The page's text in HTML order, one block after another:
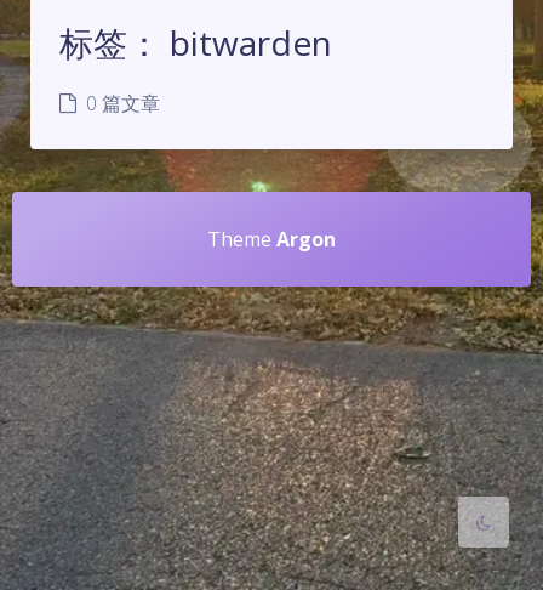
Sans Serif Serif
浅阴影 深阴影
关闭 日落 暗化 灰度
标签： bitwarden
0 篇文章
Theme Argon